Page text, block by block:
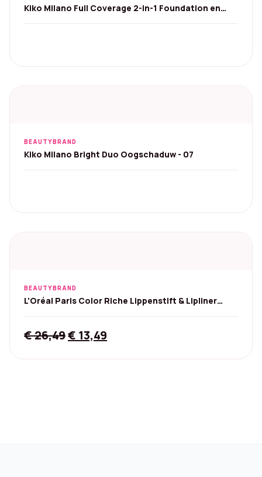
Kiko Milano Full Coverage 2-in-1 Foundation en
BEAUTYBRAND
Kiko Milano Bright Duo Oogschaduw - 07
BEAUTYBRAND
L'Oréal Paris Color Riche Lippenstift & Lipliner
€26,49Original
€ 13,49